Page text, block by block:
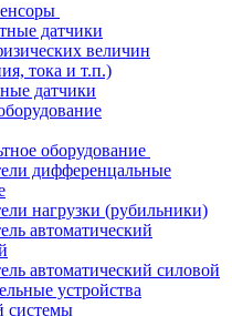
датчики
величин
тока и т.п.)
датчики
оборудование
дифференцальные
нагрузки (рубильники)
автоматический
автоматический силовой
устройства
системы